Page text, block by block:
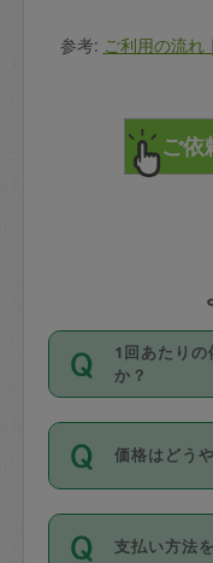
参考: ご利用の流れ
1回あたり
か？
依頼1回に
超えて依頼
利用くださ
の上事前申
価格はどう
11種類の
身が価格を
支払い方法